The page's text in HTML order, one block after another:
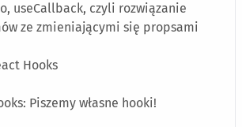
useCallback, czyli rozwiązanie
ze zmieniającymi się propsami
Hooks
Piszemy własne hooki!